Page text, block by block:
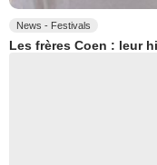
News - Festivals
Les frères Coen : leur